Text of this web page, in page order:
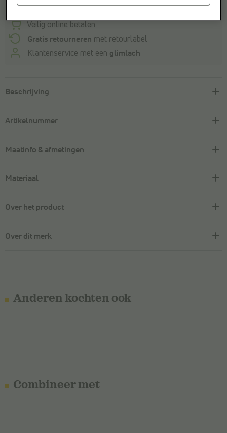
Veilig online betalen
Gratis retourneren met retourlabel
Klantenservice met een glimlach
Beschrijving
Artikelnummer
Maatinfo & afmetingen
Materiaal
Over het product
Over dit merk
Anderen kochten ook
Combineer met